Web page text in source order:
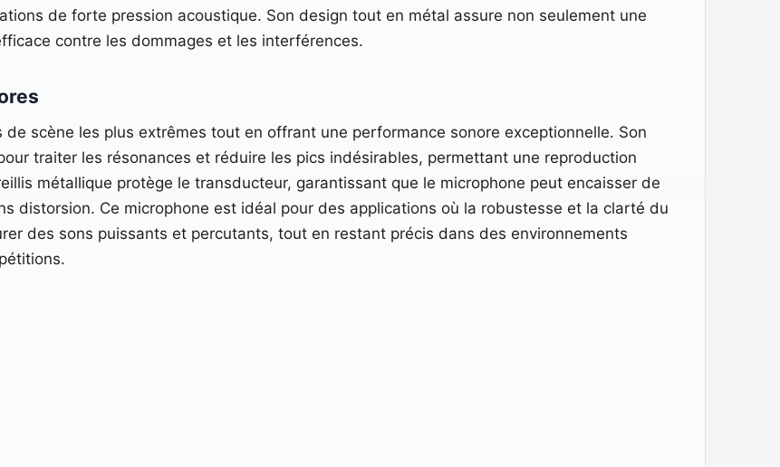
de forte pression acoustique. Son design tout en métal assure non seulement une
contre les dommages et les interférences.
scène les plus extrêmes tout en offrant une performance sonore exceptionnelle. Son
traiter les résonances et réduire les pics indésirables, permettant une reproduction
métallique protège le transducteur, garantissant que le microphone peut encaisser de
distorsion. Ce microphone est idéal pour des applications où la robustesse et la clarté du
des sons puissants et percutants, tout en restant précis dans des environnements